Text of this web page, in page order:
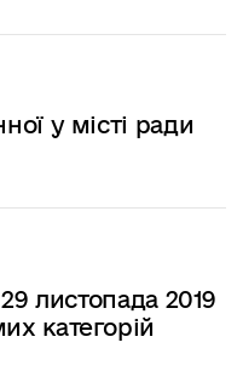
у місті ради
листопада 2019
категорій